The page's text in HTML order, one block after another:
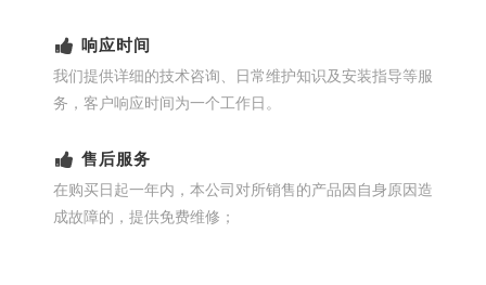
响应时间
我们提供详细的技术咨询、日常维护知识及安装指导等服
务，客户响应时间为一个工作日。
售后服务
在购买日起一年内，本公司对所销售的产品因自身原因造
成故障的，提供免费维修；